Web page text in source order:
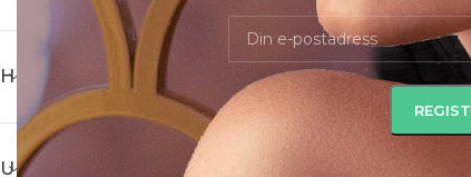
HUVUDKATEGORI
UNDERKATEGORI